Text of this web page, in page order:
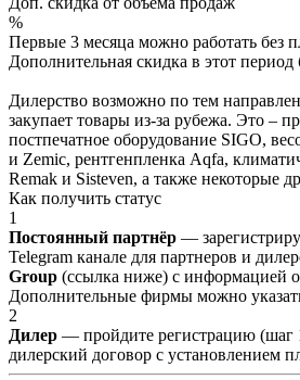
%
Первые 3 месяца можно работать без
Дополнительная скидка в этот период
Дилерство возможно по тем
закупает товары из-за рубежа. Это –
постпечатное оборудование SIGO,
и Zemic, рентгенпленка Aqfa,
Remak и Sisteven, а также некоторые
Как получить статус
1
Постоянный партнёр —
Telegram канале для партнеров и
Group (ссылка ниже) с информацией
Дополнительные фирмы можно
2
Дилер — пройдите регистрацию (шаг
дилерский договор с установлением